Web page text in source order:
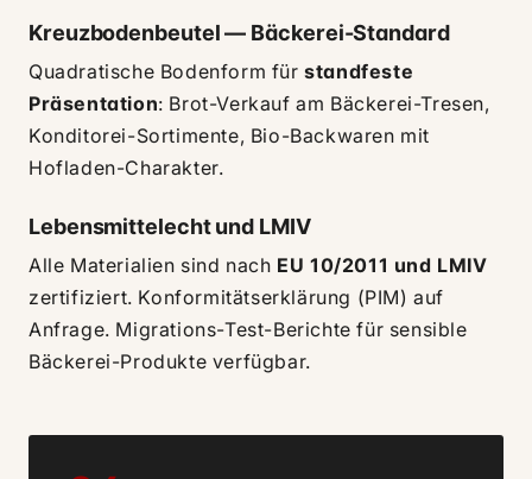
Kreuzbodenbeutel — Bäckerei-Standard
Quadratische Bodenform fürstandfeste
Präsentation: Brot-Verkauf am Bäckerei-Tresen,
Konditorei-Sortimente, Bio-Backwaren mit
Hofladen-Charakter.
Lebensmittelecht und LMIV
Alle Materialien sind nach EU 10/2011 und LMIV
zertifiziert. Konformitätserklärung (PIM) auf
Anfrage. Migrations-Test-Berichte für sensible
Bäckerei-Produkte verfügbar.